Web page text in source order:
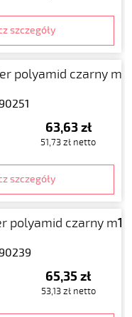
szczegóły
polyamid czarny m
63,63 zł
51,73 zł netto
szczegóły
polyamid czarny m
65,35 zł
53,13 zł netto